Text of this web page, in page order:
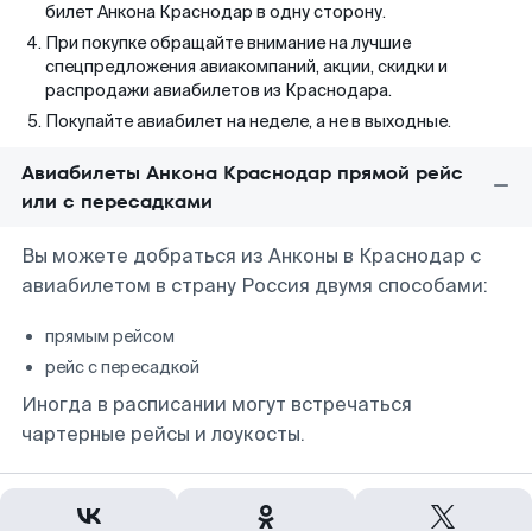
билет Анкона Краснодар в одну сторону.
При покупке обращайте внимание на лучшие
спецпредложения авиакомпаний, акции, скидки и
распродажи авиабилетов из Краснодара.
Покупайте авиабилет на неделе, а не в выходные.
Авиабилеты Анкона Краснодар прямой рейс
или с пересадками
Вы можете добраться из Анконы в Краснодар с
авиабилетом в страну Россия двумя способами:
прямым рейсом
рейс с пересадкой
Иногда в расписании могут встречаться
чартерные рейсы и лоукосты.